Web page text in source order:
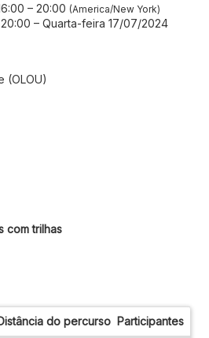
– 20:00 America/New York
– Quarta-feira 17/07/2024
(OLOU)
com trilhas
do percurso Participantes